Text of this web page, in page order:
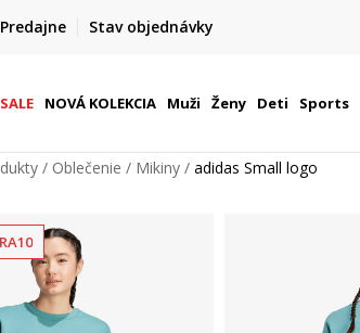
Predajne Stav objednávky
FINAL SALE AŽ -60 %
+ extra zľava 10 % len do 9. 8.
NOVÁ KOLEKCIA Muži Ženy Deti Sports
Oblečenie Mikiny adidas Small logo